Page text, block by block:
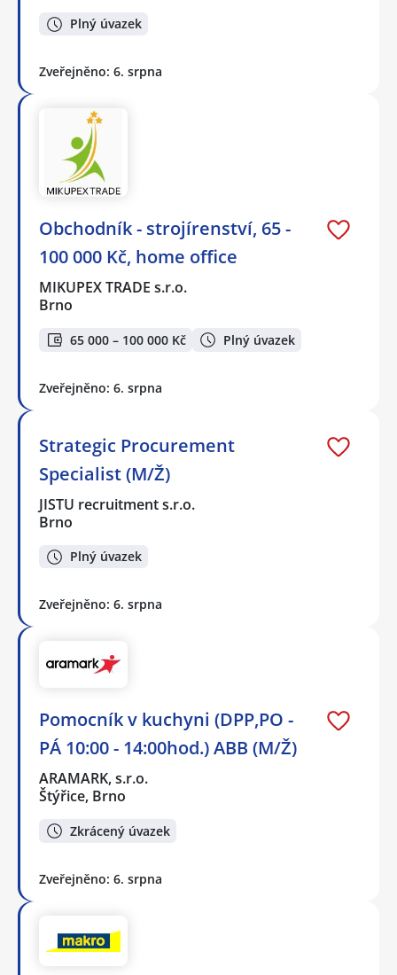
Plný úvazek
Zveřejněno: 6. srpna
Obchodník - strojírenství, 65 -
100 000 Kč, home office
MIKUPEX TRADE s.r.o.
Brno
65 000 – 100 000 Kč Plný úvazek
Zveřejněno: 6. srpna
Strategic Procurement
Specialist (M/Ž)
JISTU recruitment s.r.o.
Brno
Plný úvazek
Zveřejněno: 6. srpna
Pomocník v kuchyni (DPP,PO -
PÁ 10:00 - 14:00hod.) ABB (M/Ž)
ARAMARK, s.r.o.
Štýřice, Brno
Zkrácený úvazek
Zveřejněno: 6. srpna